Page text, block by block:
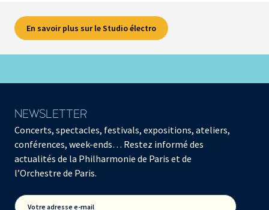
En savoir plus sur le Studio électro
NEWSLETTER
Concerts, spectacles, festivals, expositions, ateliers,
conférences, week-ends… Restez informé des
actualités de la Philharmonie de Paris et de
l’Orchestre de Paris.
Votre adresse e-mail